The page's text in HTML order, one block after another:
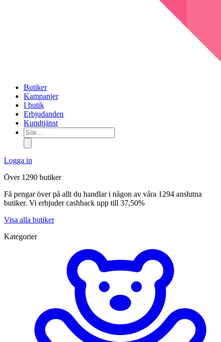
Butiker
Kampanjer
I butik
Erbjudanden
Kundtjänst
Sök...
Logga in
Över 1290 butiker
Få pengar över på allt du handlar i någon av våra 1294 anslutna
butiker. Vi erbjuder cashback upp till 37,50%
Visa alla butiker
Kategorier